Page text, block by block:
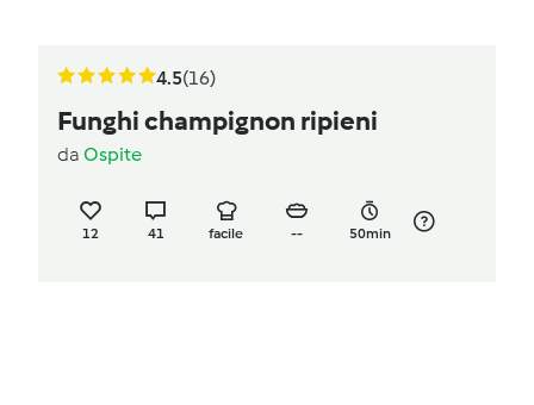
4.5(16)
Funghi champignon ripieni
da Ospite
12 41 facile -- 50min